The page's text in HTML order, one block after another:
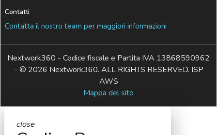
Contatti
Contatta il nostro team per maggiori informazioni
Nextwork360 - Codice fiscale e Partita IVA 13868590962
- © 2026 Nextwork360. ALL RIGHTS RESERVED. ISP
AWS
Mappa del sito
close